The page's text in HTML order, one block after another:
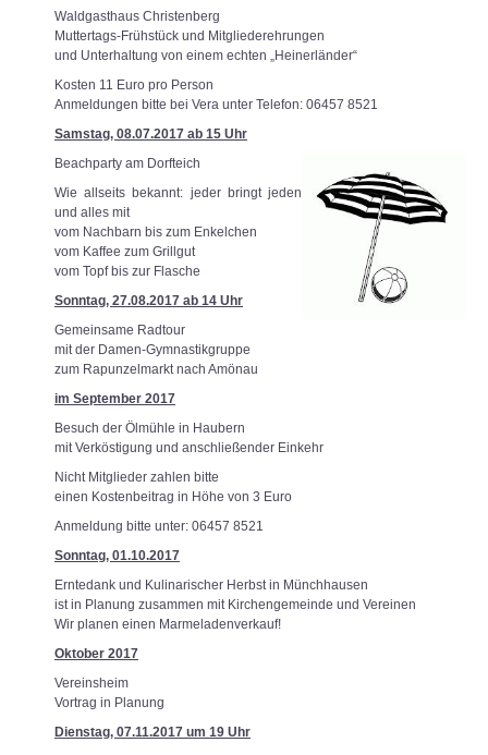
Waldgasthaus Christenberg
Muttertags-Frühstück und Mitgliederehrungen
und Unterhaltung von einem echten „Heinerländer“
Kosten 11 Euro pro Person
Anmeldungen bitte bei Vera unter Telefon: 06457 8521
Samstag, 08.07.2017 ab 15 Uhr
Beachparty am Dorfteich
Wie allseits bekannt: jeder bringt jeden
und alles mit
vom Nachbarn bis zum Enkelchen
vom Kaffee zum Grillgut
vom Topf bis zur Flasche
Sonntag, 27.08.2017 ab 14 Uhr
Gemeinsame Radtour
mit der Damen-Gymnastikgruppe
zum Rapunzelmarkt nach Amönau
im September 2017
Besuch der Ölmühle in Haubern
mit Verköstigung und anschließender Einkehr
Nicht Mitglieder zahlen bitte
einen Kostenbeitrag in Höhe von 3 Euro
Anmeldung bitte unter: 06457 8521
Sonntag, 01.10.2017
Erntedank und Kulinarischer Herbst in Münchhausen
ist in Planung zusammen mit Kirchengemeinde und Vereinen
Wir planen einen Marmeladenverkauf!
Oktober 2017
Vereinsheim
Vortrag in Planung
Dienstag, 07.11.2017 um 19 Uhr